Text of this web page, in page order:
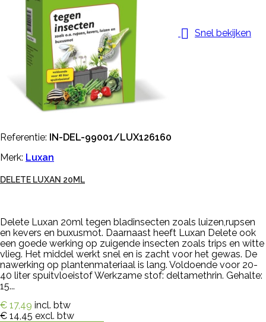
 Snel bekijken
Referentie: IN-DEL-99001/LUX126160
Merk: Luxan
DELETE LUXAN 20ML
Delete Luxan 20ml tegen bladinsecten zoals luizen,rupsen
en kevers en buxusmot. Daarnaast heeft Luxan Delete ook
een goede werking op zuigende insecten zoals trips en witte
vlieg. Het middel werkt snel en is zacht voor het gewas. De
nawerking op plantenmateriaal is lang. Voldoende voor 20-
40 liter spuitvloeistof Werkzame stof: deltamethrin. Gehalte:
15...
€ 17,49 incl. btw
€ 14,45 excl. btw